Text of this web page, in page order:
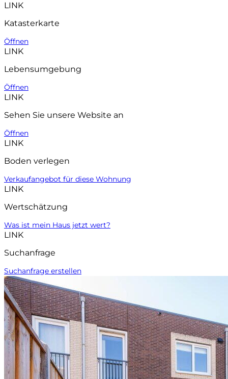
LINK
Katasterkarte
Öffnen
LINK
Lebensumgebung
Öffnen
LINK
Sehen Sie unsere Website an
Öffnen
LINK
Boden verlegen
Verkaufangebot für diese Wohnung
LINK
Wertschätzung
Was ist mein Haus jetzt wert?
LINK
Suchanfrage
Suchanfrage erstellen